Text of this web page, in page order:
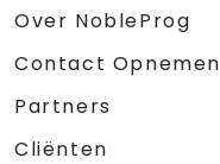
Over NobleProg
Contact Opnemen
Partners
Cliënten